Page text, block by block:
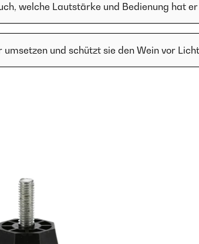
welche Lautstärke und Bedienung hat
umsetzen und schützt sie den Wein vor